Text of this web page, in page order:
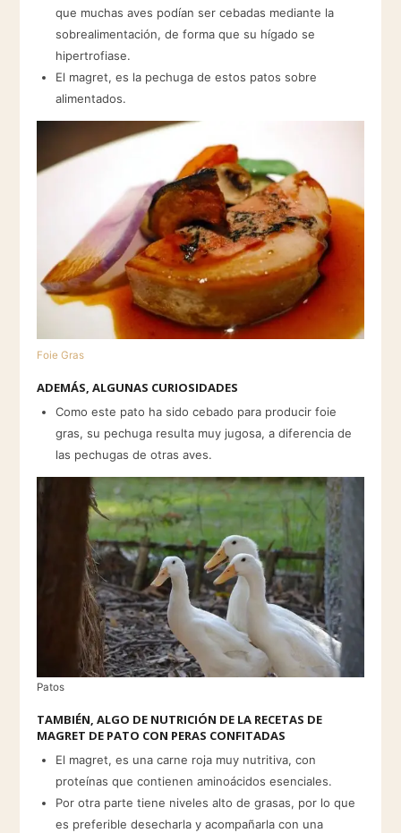
que muchas aves podían ser cebadas mediante la
sobrealimentación, de forma que su hígado se
hipertrofiase.
El magret, es la pechuga de estos patos sobre
alimentados.
Foie Gras
ADEMÁS, ALGUNAS CURIOSIDADES
Como este pato ha sido cebado para producir foie
gras, su pechuga resulta muy jugosa, a diferencia de
las pechugas de otras aves.
Patos
TAMBIÉN, ALGO DE NUTRICIÓN DE LA RECETAS DE
MAGRET DE PATO CON PERAS CONFITADAS
El magret, es una carne roja muy nutritiva, con
proteínas que contienen aminoácidos esenciales.
Por otra parte tiene niveles alto de grasas, por lo que
es preferible desecharla y acompañarla con una